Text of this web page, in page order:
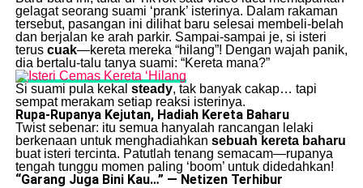
gelagat seorang suami ‘prank’ isterinya. Dalam rakaman
tersebut, pasangan ini dilihat baru selesai membeli-belah
dan berjalan ke arah parkir. Sampai-sampai je, si isteri
terus cuak—kereta mereka “hilang”! Dengan wajah panik,
dia bertalu-talu tanya suami: “Kereta mana?”
Si suami pula kekal steady, tak banyak cakap… tapi
sempat merakam setiap reaksi isterinya.
Rupa-Rupanya Kejutan, Hadiah Kereta Baharu
Twist sebenar: itu semua hanyalah rancangan lelaki
berkenaan untuk menghadiahkan sebuah kereta baharu
buat isteri tercinta. Patutlah tenang semacam—rupanya
tengah tunggu momen paling ‘boom’ untuk didedahkan!
“Garang Juga Bini Kau…” — Netizen Terhibur